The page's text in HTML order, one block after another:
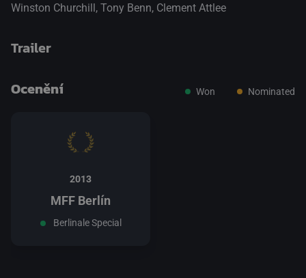
Winston Churchill , Tony Benn, Clement Attlee
Trailer
přepnout na HTML5 přehrávač
Ocenění Won Nominated
2013
MFF Berlín
Berlinale Special